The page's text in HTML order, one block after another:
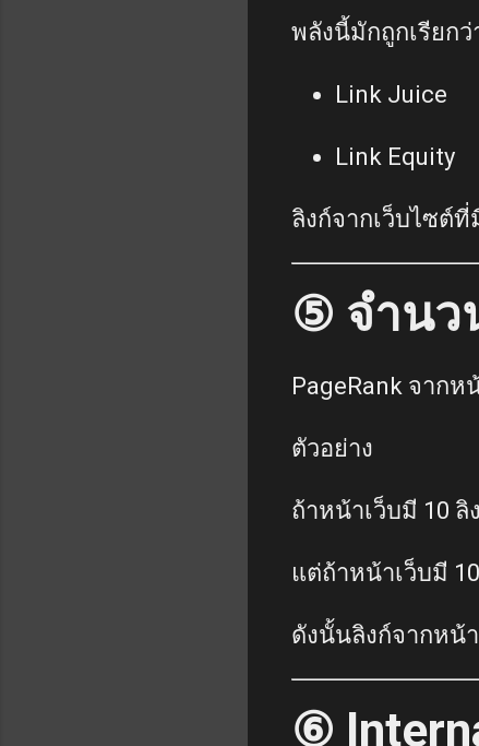
พลังนี้มักถูกเรียกว่
Link Juice
Link Equity
ลิงก์จากเว็บไซต์
⑤ จำนว
PageRank จาก
ตัวอย่าง
ถ้าหน้าเว็บมี 10 ลิ
แต่ถ้าหน้าเว็บมี
ดังนั้นลิงก์จากหน้
⑥